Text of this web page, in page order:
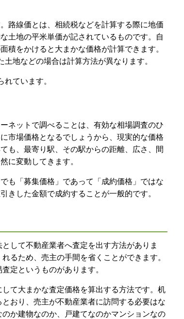
路線価とは、相続税などを計算する際に地価
土地の平米単価が記されているものです。自
積をかけると大まかな価格が計算できます。
地などの場合は計算方法が異なります。
ています。
ネットで調べることは、有効な相場調査のひ
市場価格となるでしょうから、現実的な価格
も、最寄り駅、その駅からの距離、広さ、間
に変動してきます。
も「募集価格」であって「成約価格」ではな
きした金額で成約することが一般的です。
して不動産業者へ査定を出す方法がありま
るため、売主の手間を省くことができます。
定というものがあります。
て大まかな査定価格を算出する方法です。机
おり、売主が不動産業者に訪問する必要はな
か建物なのか、戸建てなのかマンションなの